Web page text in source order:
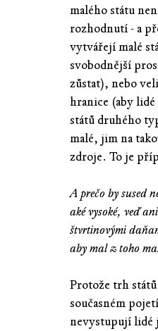
malého státu
rozhodnutí - a
vytvářejí malé
svobodnější
zůstat), nebo
hranice (aby
států druhého
malé, jim na
zdroje. To je
A prečo by sused
aké vysoké, veď
štvrtinovými
aby mal z toho
Protože trh
současném
nevystupují lidé